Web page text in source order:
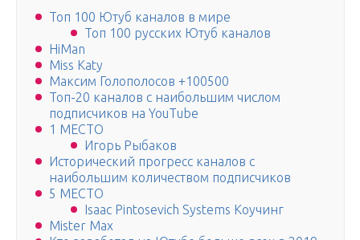
Топ 100 Ютуб каналов в мире
Топ 100 русских Ютуб каналов
HiMan
Miss Katy
Максим Голополосов +100500
Топ-20 каналов с наибольшим числом
подписчиков на YouTube
1 МЕСТО
Игорь Рыбаков
Исторический прогресс каналов с
наибольшим количеством подписчиков
5 МЕСТО
Isaac Pintosevich Systems Коучинг
Mister Max